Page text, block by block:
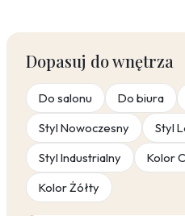
Dopasuj do wnętrza
Do salonu Do biura
Styl Nowoczesny
Styl
Styl Industrialny
Kolor
Kolor Żółty